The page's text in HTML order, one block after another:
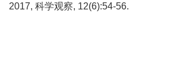
2017, 科学观察, 12(6):54-56.